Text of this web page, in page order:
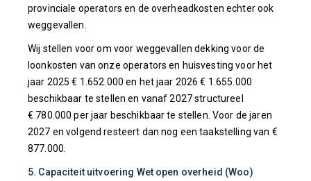
provinciale operators en de overheadkosten echter ook
weggevallen.
Wij stellen voor om voor weggevallen dekking voor de
loonkosten van onze operators en huisvesting voor het
jaar 2025 € 1.652.000 en het jaar 2026 € 1.655.000
beschikbaar te stellen en vanaf 2027 structureel
€ 780.000 per jaar beschikbaar te stellen. Voor de jaren
2027 en volgend resteert dan nog een taakstelling van €
877.000.
5. Capaciteit uitvoering Wet open overheid (Woo)